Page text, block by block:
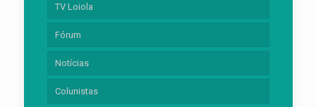
TV Loiola
Fórum
Notícias
Colunistas